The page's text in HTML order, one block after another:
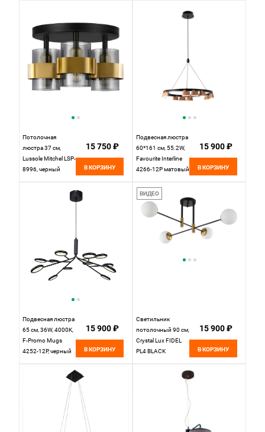
Потолочная
люстра 37 см,
Lussole Mitchel LSP-
8996, черный
15 750 ₽
В КОРЗИНУ
Подвесная люстра
60*161 см, 55.2W,
Favourite Interline
4266-12P матовый
прозрачный акрил
с узором, текстура
15 900 ₽
В КОРЗИНУ
Подвесная люстра
65 см, 36W, 4000K,
F-Promo Mugs
4252-12P, черный
15 900 ₽
В КОРЗИНУ
ВИДЕО
Светильник
потолочный 90 см,
Crystal Lux FIDEL
PL4 BLACK
15 900 ₽
В КОРЗИНУ